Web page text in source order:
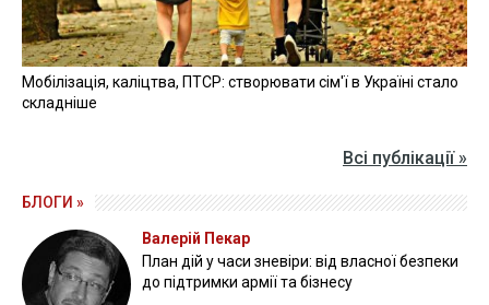
Мобілізація, каліцтва, ПТСР: створювати сім'ї в Україні стало
складніше
Всі публікації »
БЛОГИ »
Валерій Пекар
План дій у часи зневіри: від власної безпеки
до підтримки армії та бізнесу